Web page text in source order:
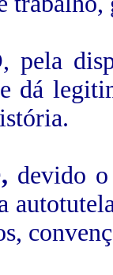
, pela
dá
devido